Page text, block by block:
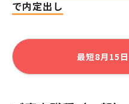
で内定出し
最短8月15日